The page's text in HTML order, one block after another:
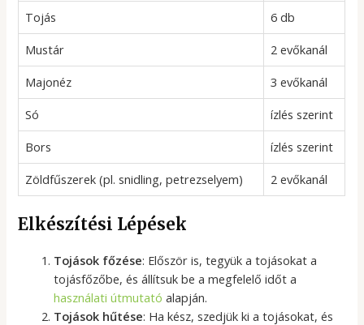
Tojás
6 db
Mustár
2 evőkanál
Majonéz
3 evőkanál
Só
ízlés szerint
Bors
ízlés szerint
Zöldfűszerek (pl. snidling, petrezselyem)
2 evőkanál
Elkészítési Lépések
Tojások főzése: Először is, tegyük a tojásokat a
tojásfőzőbe, és állítsuk be a megfelelő időt a
használati útmutató alapján.
Tojások hűtése: Ha kész, szedjük ki a tojásokat, és